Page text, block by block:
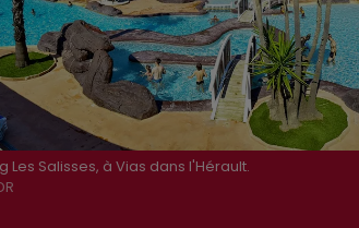
Les Salisses, à Vias dans l'Hérault.